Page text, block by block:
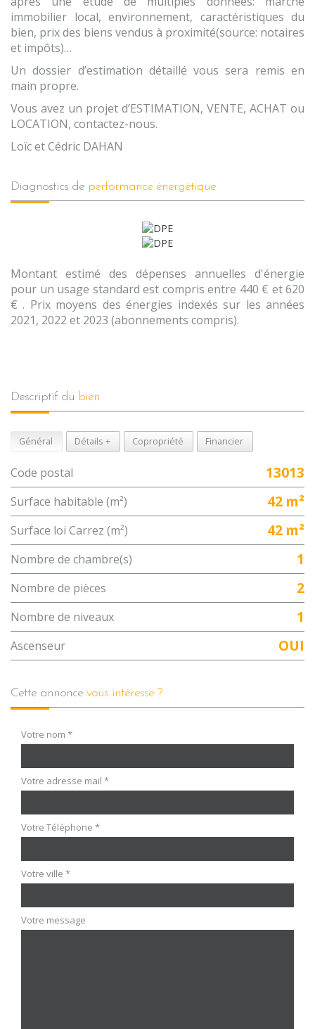
immobilier local, environnement, caractéristiques du
bien, prix des biens vendus à proximité(source: notaires
et impôts)…
Un dossier d’estimation détaillé vous sera remis en
main propre.
Vous avez un projet d’ESTIMATION, VENTE, ACHAT ou
LOCATION, contactez-nous.
Loïc et Cédric DAHAN
diagnostics de performance énergétique
Montant estimé des dépenses annuelles d'énergie
pour un usage standard est compris entre 440 € et 620
€ . Prix moyens des énergies indexés sur les années
2021, 2022 et 2023 (abonnements compris).
descriptif du bien
Général Détails + Copropriété Financier
Code postal 13013
Surface habitable (m²) 42 m²
Surface loi Carrez (m²) 42 m²
Nombre de chambre(s) 1
Nombre de pièces 2
Nombre de niveaux 1
Ascenseur OUI
cette annonce vous intéresse ?
Votre nom *
Votre adresse mail *
Votre Téléphone *
Votre ville *
Votre message